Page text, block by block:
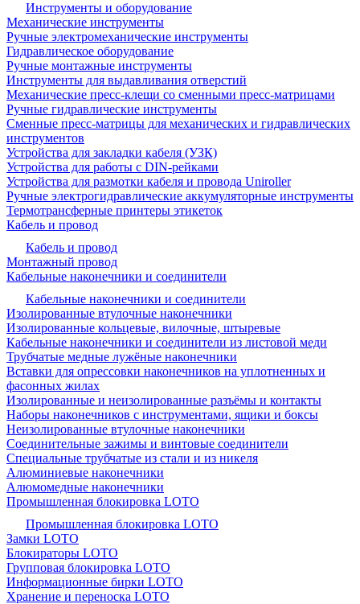
Инструменты и оборудование
Механические инструменты
Ручные электромеханические инструменты
Гидравлическое оборудование
Ручные монтажные инструменты
Инструменты для выдавливания отверстий
Механические пресс-клещи со сменными пресс-матрицами
Ручные гидравлические инструменты
Сменные пресс-матрицы для механических и гидравлических
инструментов
Устройства для закладки кабеля (УЗК)
Устройства для работы с DIN-рейками
Устройства для размотки кабеля и провода Uniroller
Ручные электрогидравлические аккумуляторные инструменты
Термотрансферные принтеры этикеток
Кабель и провод
Кабель и провод
Монтажный провод
Кабельные наконечники и соединители
Кабельные наконечники и соединители
Изолированные втулочные наконечники
Изолированные кольцевые, вилочные, штыревые
Кабельные наконечники и соединители из листовой меди
Трубчатые медные лужёные наконечники
Вставки для опрессовки наконечников на уплотненных и
фасонных жилах
Изолированные и неизолированные разъёмы и контакты
Наборы наконечников с инструментами, ящики и боксы
Неизолированные втулочные наконечники
Соединительные зажимы и винтовые соединители
Специальные трубчатые из стали и из никеля
Алюминиевые наконечники
Алюмомедные наконечники
Промышленная блокировка LOTO
Промышленная блокировка LOTO
Замки LOTO
Блокираторы LOTO
Групповая блокировка LOTO
Информационные бирки LOTO
Хранение и переноска LOTO